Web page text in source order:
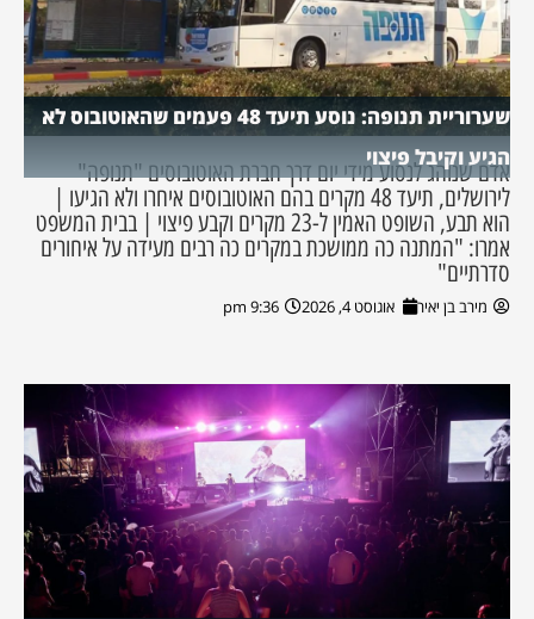
שערוריית תנופה: נוסע תיעד 48 פעמים שהאוטובוס לא
הגיע וקיבל פיצוי
אדם שנוהג לנסוע מידי יום דרך חברת האוטובוסים "תנופה"
לירושלים, תיעד 48 מקרים בהם האוטובוסים איחרו ולא הגיעו |
הוא תבע, השופט האמין ל-23 מקרים וקבע פיצוי | בבית המשפט
אמרו: "המתנה כה ממושכת במקרים כה רבים מעידה על איחורים
סדרתיים"
מירב בן יאיר אוגוסט 4, 2026 9:36 pm